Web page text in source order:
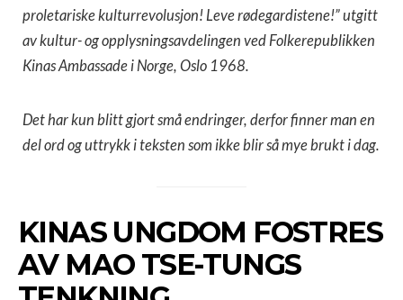
proletariske kulturrevolusjon! Leve rødegardistene!” utgitt
av kultur- og opplysningsavdelingen ved Folkerepublikken
Kinas Ambassade i Norge, Oslo 1968.
Det har kun blitt gjort små endringer, derfor finner man en
del ord og uttrykk i teksten som ikke blir så mye brukt i dag.
KINAS UNGDOM FOSTRES
AV MAO TSE-TUNGS